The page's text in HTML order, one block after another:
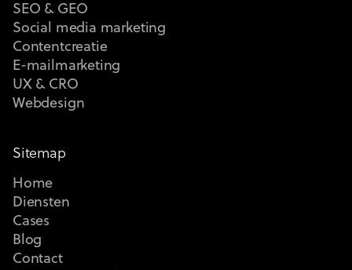
SEO & GEO
Social media marketing
Contentcreatie
E-mailmarketing
UX & CRO
Webdesign
Sitemap
Home
Diensten
Cases
Blog
Contact